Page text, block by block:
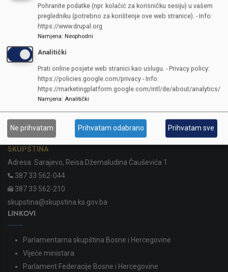
KONTAKTI
SKUPŠTINA
Adresa: Sarajevo, Reisa Džemaludina Čauševića 1
387 33 562-044
387 33 562-210
skupstina@skupstina.ks.gov.ba
LINKOVI
Parlamentarna skupština Bosne i Hercegovine
Vijeće ministara
Parlament Federacije Bosne i Hercegovine
Pohranite podatke (npr. kolačić za korisničku sesiju) u vašem
pregledniku (potrebno za korištenje ove web stranice). - Info:
https://www.drupal.org
Namjena: Neophodni
Analitički
Prati online posjete web stranici kao uslugu. - Privacy policy:
https://policies.google.com/privacy - Info:
https://marketingplatform.google.com/intl/de/about/analytics/
Namjena: Analitički
Ne prihvatam Prihvatam odabrano Prihvatam sve